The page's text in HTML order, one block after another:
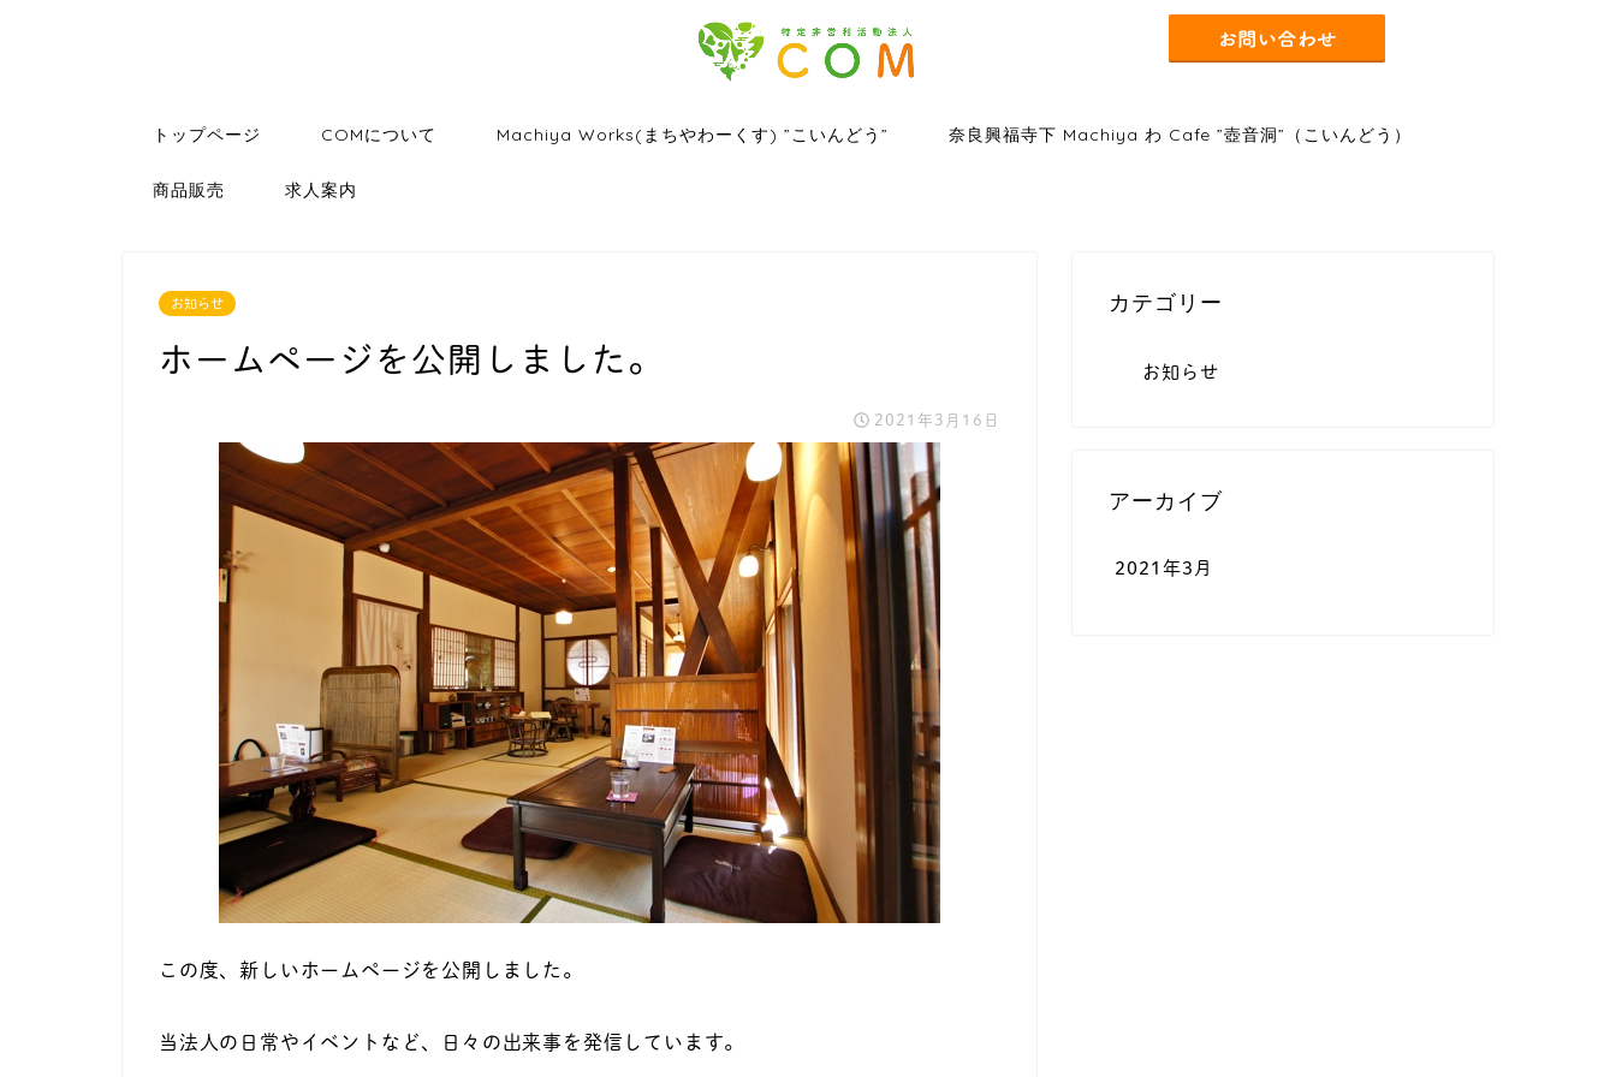
トップページ COMについて Machiya Works(まちやわーくす) ”こいんどう” 奈良興福寺下 Machiya わ Cafe ”壺音洞”（こいんどう）
商品販売 求人案内
お知らせ
ホームページを公開しました。
2021年3月16日
この度、新しいホームページを公開しました。
当法人の日常やイベントなど、日々の出来事を発信しています。
カテゴリー
お知らせ
アーカイブ
2021年3月